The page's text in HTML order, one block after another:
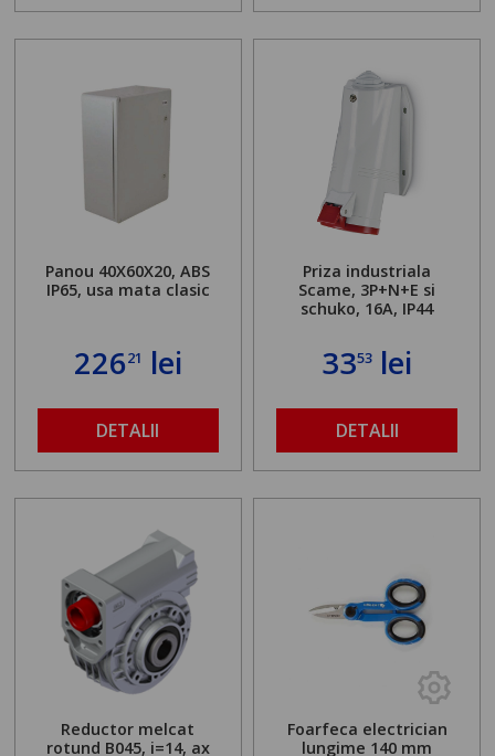
Panou 40X60X20, ABS
IP65, usa mata clasic
22621 lei
DETALII
Priza industriala
Scame, 3P+N+E si
schuko, 16A, IP44
3353 lei
DETALII
Reductor melcat
rotund B045, i=14, ax
Foarfeca electrician
lungime 140 mm